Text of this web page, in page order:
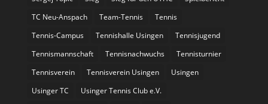
TC Neu-Anspach
Team-Tennis
Tennis
Tennis-Campus
Tennishalle Usingen
Tennisjugend
Tennismannschaft
Tennisnachwuchs
Tennisturnier
Tennisverein
Tennisverein Usingen
Usingen
Usinger TC
Usinger Tennis Club e.V.